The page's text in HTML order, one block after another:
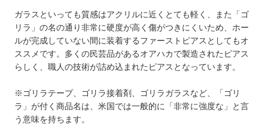
ガラスといっても質感はアクリルに近くとても軽く、また「ゴ
リラ」の名の通り非常に硬度が高く傷がつきにくいため、ホー
ルが完成していない間に装着するファーストピアスとしてもオ
ススメです。多くの民芸品があるオアハカで製造されたピアス
らしく、職人の技術が詰め込まれたピアスとなっています。
※ゴリラテープ、ゴリラ接着剤、ゴリラガラスなど、「ゴリ
ラ」が付く商品名は、米国では一般的に「非常に強度な」と言
う意味を持ちます。